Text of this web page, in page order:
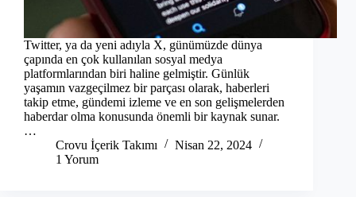
Twitter, ya da yeni adıyla X, günümüzde dünya
çapında en çok kullanılan sosyal medya
platformlarından biri haline gelmiştir. Günlük
yaşamın vazgeçilmez bir parçası olarak, haberleri
takip etme, gündemi izleme ve en son gelişmelerden
haberdar olma konusunda önemli bir kaynak sunar.
…
Crovu İçerik Takımı
Nisan 22, 2024
1 Yorum